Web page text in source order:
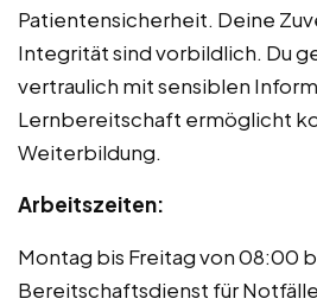
Patientensicherheit. Deine
Integrität sind vorbildlich. Du
vertraulich mit sensiblen
Lernbereitschaft ermöglicht
Weiterbildung.
Arbeitszeiten:
Montag bis Freitag von 08:00
Bereitschaftsdienst für